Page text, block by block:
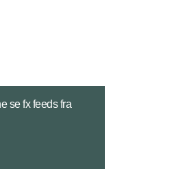
se fx feeds fra